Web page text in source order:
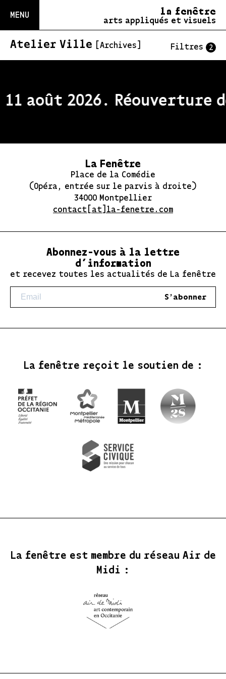
MENU la fenêtre
arts appliqués et visuels
Atelier Ville [Archives] Filtres 2
août 2026. Réouverture
La Fenêtre
Place de la Comédie
(Opéra, entrée sur le parvis à droite)
34000 Montpellier
contact[at]la-fenetre.com
Abonnez-vous à la lettre
d’information
et recevez toutes les actualités de La fenêtre
S'abonner
La fenêtre reçoit le soutien de :
La fenêtre est membre du réseau Air de
Midi :